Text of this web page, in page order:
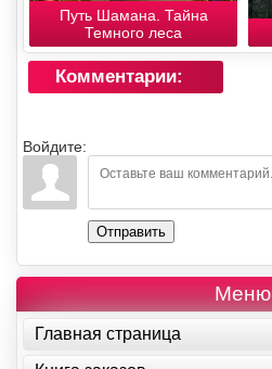
Путь Шамана. Тайна
Темного леса
Комментарии:
Войдите:
Отправить
Меню
Главная страница